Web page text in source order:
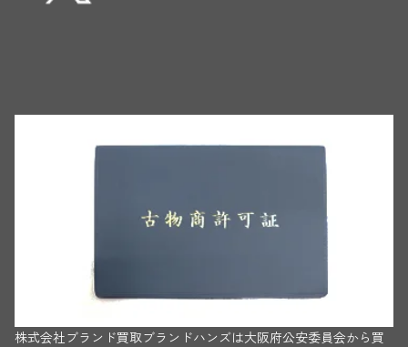
株式会社ブランド買取ブランドハンズは大阪府公安委員会から買